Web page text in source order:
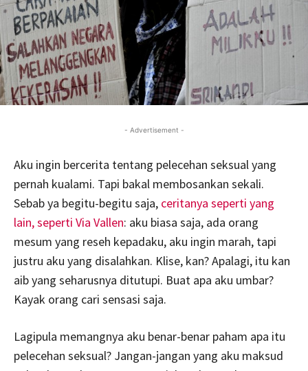
- Advertisement -
Aku ingin bercerita tentang pelecehan seksual yang
pernah kualami. Tapi bakal membosankan sekali.
Sebab ya begitu-begitu saja, ceritanya seperti yang
lain, seperti Via Vallen: aku biasa saja, ada orang
mesum yang reseh kepadaku, aku ingin marah, tapi
justru aku yang disalahkan. Klise, kan? Apalagi, itu kan
aib yang seharusnya ditutupi. Buat apa aku umbar?
Kayak orang cari sensasi saja.
Lagipula memangnya aku benar-benar paham apa itu
pelecehan seksual? Jangan-jangan yang aku maksud